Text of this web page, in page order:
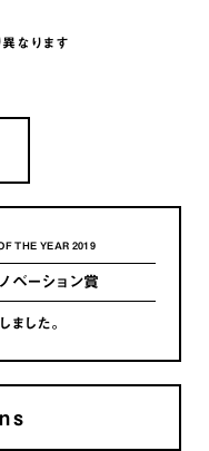
なります
THE YEAR 2019
ベーション賞
ました。